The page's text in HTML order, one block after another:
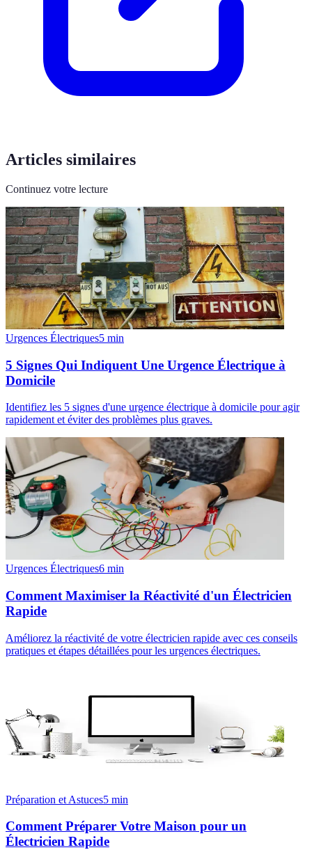
Articles similaires
Continuez votre lecture
Urgences Électriques5 min
5 Signes Qui Indiquent Une Urgence Électrique à
Domicile
Identifiez les 5 signes d'une urgence électrique à domicile pour agir
rapidement et éviter des problèmes plus graves.
Urgences Électriques6 min
Comment Maximiser la Réactivité d'un Électricien
Rapide
Améliorez la réactivité de votre électricien rapide avec ces conseils
pratiques et étapes détaillées pour les urgences électriques.
Préparation et Astuces5 min
Comment Préparer Votre Maison pour un
Électricien Rapide